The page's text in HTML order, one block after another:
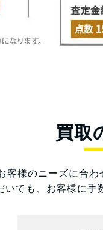
買取
客様のニーズに合
ても、お客様に手